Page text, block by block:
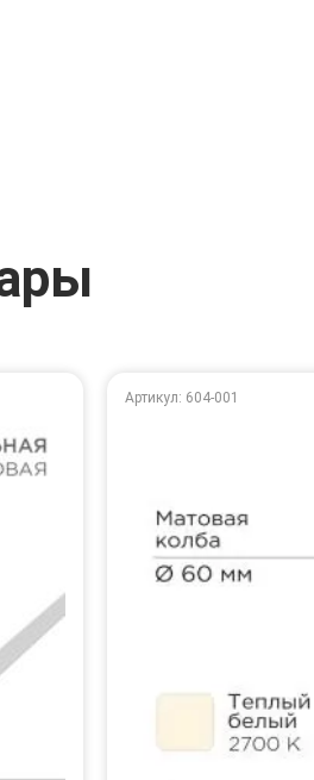
Артикул: 604-001